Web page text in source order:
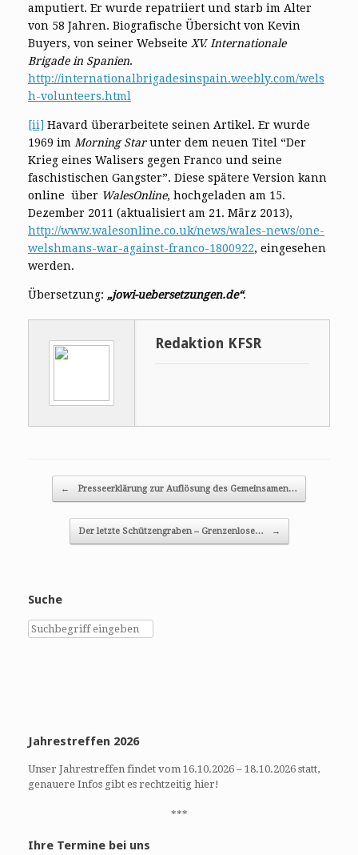
amputiert. Er wurde repatriiert und starb im Alter
von 58 Jahren. Biografische Übersicht von Kevin
Buyers, von seiner Webseite XV. Internationale
Brigade in Spanien.
http://internationalbrigadesinspain.weebly.com/wels
h-volunteers.html
[ii] Havard überarbeitete seinen Artikel. Er wurde
1969 im Morning Starunter dem neuen Titel “Der
Krieg eines Walisers gegen Franco und seine
faschistischen Gangster”. Diese spätere Version kann
online über WalesOnline, hochgeladen am 15.
Dezember 2011 (aktualisiert am 21. März 2013),
http://www.walesonline.co.uk/news/wales-news/one-
welshmans-war-against-franco-1800922, eingesehen
werden.
Übersetzung: „jowi-uebersetzungen.de“.
Redaktion KFSR
Post navigation
← Presseerklärung zur Auflösung des Gemeinsamen…
Der letzte Schützengraben – Grenzenlose… →
Suche
Jahrestreffen 2026
Unser Jahrestreffen findet vom 16.10.2026 – 18.10.2026 statt,
genauere Infos gibt es rechtzeitig hier!
***
Ihre Termine bei uns